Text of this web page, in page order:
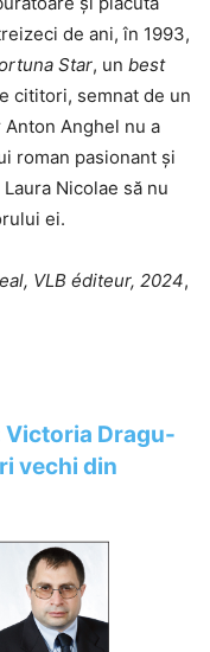
de ani, în 1993,
Star, un best
cititori, semnat de un
Anghel nu a
roman pasionant și
Nicolae să nu
ei.
VLB éditeur, 2024,
Victoria Dragu-
vechi din